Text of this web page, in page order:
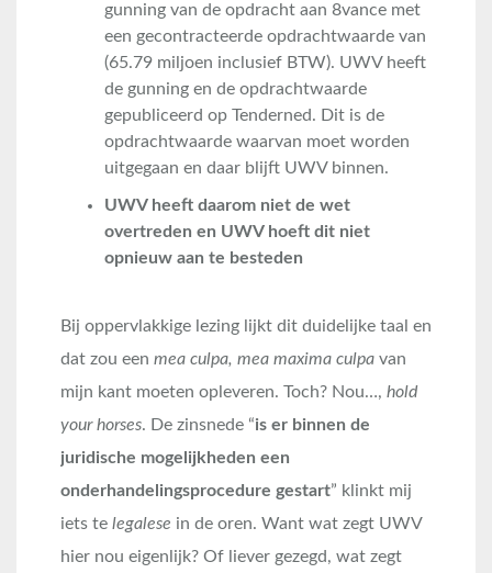
gunning van de opdracht aan 8vance met
een gecontracteerde opdrachtwaarde van
(65.79 miljoen inclusief BTW). UWV heeft
de gunning en de opdrachtwaarde
gepubliceerd op Tenderned. Dit is de
opdrachtwaarde waarvan moet worden
uitgegaan en daar blijft UWV binnen.
UWV heeft daarom niet de wet
overtreden en UWV hoeft dit niet
opnieuw aan te besteden
Bij oppervlakkige lezing lijkt dit duidelijke taal en
dat zou een mea culpa, mea maxima culpa van
mijn kant moeten opleveren. Toch? Nou…, hold
your horses. De zinsnede “is er binnen de
juridische mogelijkheden een
onderhandelingsprocedure gestart” klinkt mij
iets te legalese in de oren. Want wat zegt UWV
hier nou eigenlijk? Of liever gezegd, wat zegt